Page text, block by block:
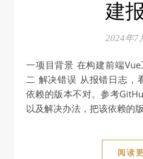
建
2024年7
一项目背景 在构建前端Vue工程时，遇到下述错误：
二 解决错误 从报错日志，
依赖的版本不对。参考
以及解决办法，把该依赖的
阅读